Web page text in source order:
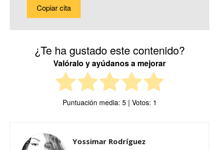
Copiar cita
¿Te ha gustado este contenido?
Valóralo y ayúdanos a mejorar
Puntuación media: 5| Votos: 1
Yossimar Rodríguez